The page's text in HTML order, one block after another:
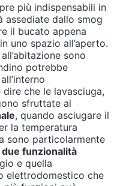
più indispensabili in
assediate dallo smog
il bucato appena
uno spazio all’aperto.
sono
potrebbe
dire che le lavasciuga,
sfruttate al
, quando asciugare il
la temperatura
sono particolarmente
due funzionalità
e quella
elettrodomestico che